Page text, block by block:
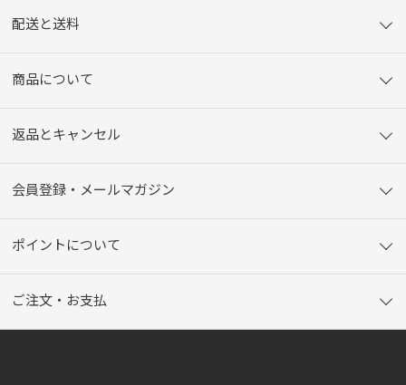
配送と送料
商品について
返品とキャンセル
会員登録・メールマガジン
ポイントについて
ご注文・お支払